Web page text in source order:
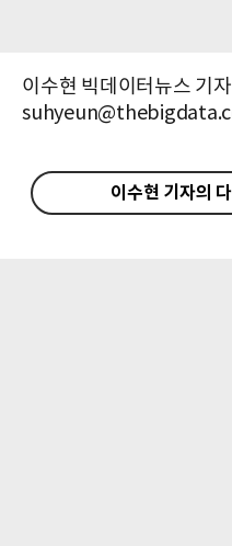
이수현 빅데이터뉴스 기자
이수현 기자의